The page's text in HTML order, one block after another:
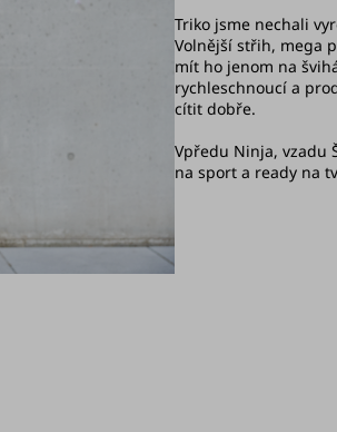
Triko jsme nechali
Volnější střih, mega
mít ho jenom na
rychleschnoucí a
cítit dobře.
Vpředu Ninja, vzadu
na sport a ready na